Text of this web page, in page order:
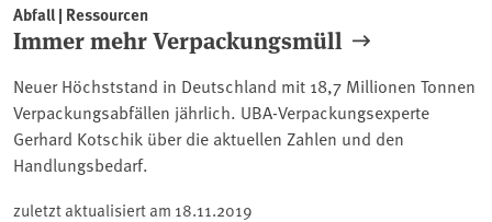
Abfall | Ressourcen
Immer mehr Verpackungsmüll
Neuer Höchststand in Deutschland mit 18,7 Millionen Tonnen
Verpackungsabfällen jährlich. UBA-Verpackungsexperte
Gerhard Kotschik über die aktuellen Zahlen und den
Handlungsbedarf.
zuletzt aktualisiert am 18.11.2019